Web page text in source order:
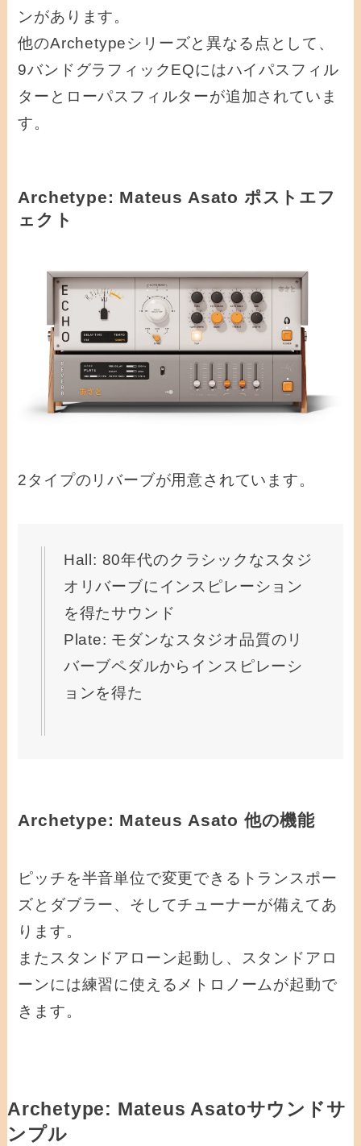
ンがあります。
他のArchetypeシリーズと異なる点として、
9バンドグラフィックEQにはハイパスフィル
ターとローパスフィルターが追加されていま
す。
Archetype: Mateus Asato ポストエフ
ェクト
2タイプのリバーブが用意されています。
Hall: 80年代のクラシックなスタジ
オリバーブにインスピレーション
を得たサウンド
Plate: モダンなスタジオ品質のリ
バーブペダルからインスピレーシ
ョンを得た
Archetype: Mateus Asato 他の機能
ピッチを半音単位で変更できるトランスポー
ズとダブラー、そしてチューナーが備えてあ
ります。
またスタンドアローン起動し、スタンドアロ
ーンには練習に使えるメトロノームが起動で
きます。
Archetype: Mateus Asatoサウンドサ
ンプル